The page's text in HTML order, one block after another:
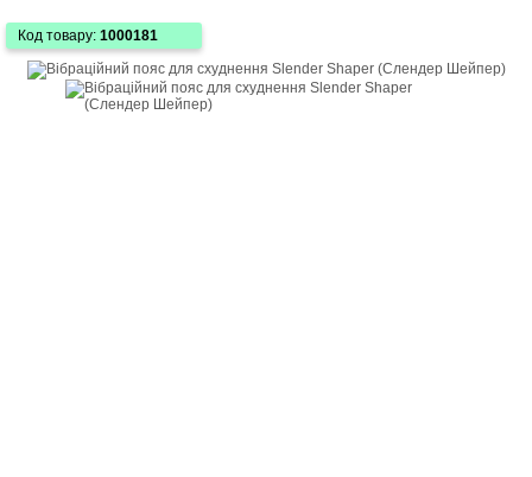
Код товару: 1000181